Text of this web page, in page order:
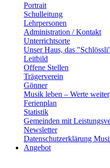
Portrait
Schulleitung
Lehrpersonen
Administration / Kontakt
Unterrichtsorte
Unser Haus, das
Leitbild
Offene Stellen
Trägerverein
Gönner
Musik leben – Werte
Ferienplan
Statistik
Gemeinden mit
Newsletter
Datenschutzerklärung
Angebot